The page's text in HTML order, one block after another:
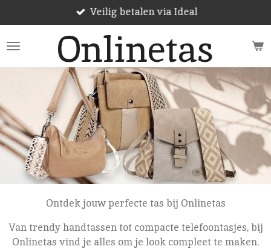
direct
naar
hoofdinhoudOnlinetas
Veilig betalen via Ideal
Ontdek jouw perfecte tas bij Onlinetas
Van trendy handtassen tot compacte telefoontasjes, bij
Onlinetas vind je alles om je look compleet te maken.